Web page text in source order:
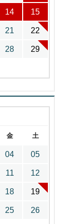
14 15
21 22
28 29
金 土
04 05
11 12
18 19
25 26